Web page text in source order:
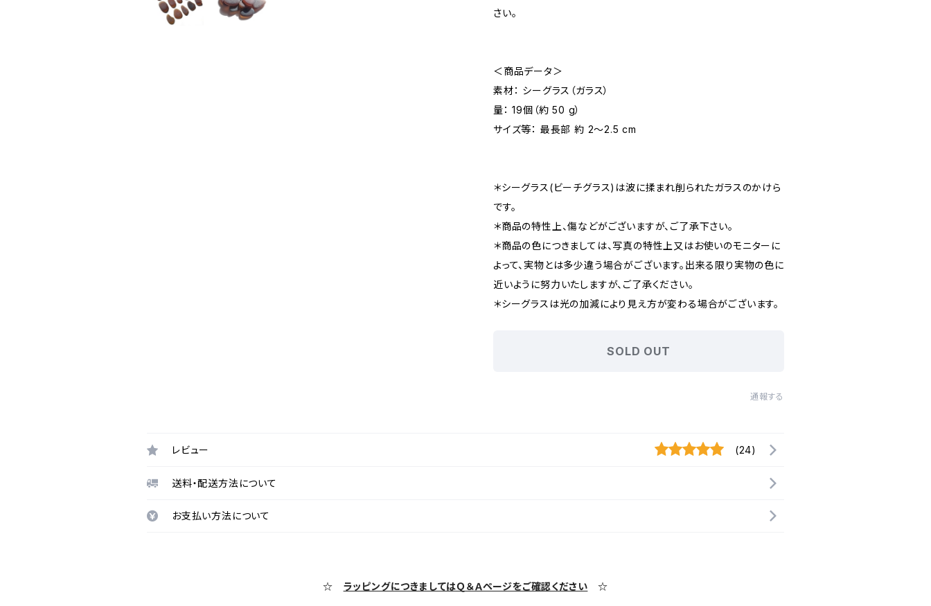
さい。
＜商品データ＞
素材： シーグラス（ガラス）
量： 19個（約 50 g）
サイズ等： 最長部 約 2～2.5 cm
＊シーグラス(ビーチグラス)は波に揉まれ削られたガラスのかけら
です。
＊商品の特性上、傷などがございますが、ご了承下さい。
＊商品の色につきましては、写真の特性上又はお使いのモニターに
よって、実物とは多少違う場合がございます。出来る限り実物の色に
近いように努力いたしますが、ご了承ください。
＊シーグラスは光の加減により見え方が変わる場合がございます。
SOLD OUT
通報する
レビュー (24)
送料・配送方法について
お支払い方法について
☆ ラッピングにつきましてはＱ＆Ａページをご確認ください ☆